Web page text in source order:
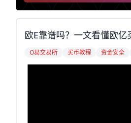
欧e靠谱吗？一文看懂欧
O易交易所 买币教程 资金安全